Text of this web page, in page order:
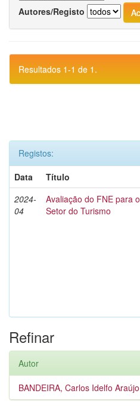
Autores/Registo
Resultados 1-1 de 1.
Registos:
Data
Título
2024-
04
Avaliação do FNE para o
Setor do Turismo
Refinar
Autor
BANDEIRA, Carlos Idelfo Araújo